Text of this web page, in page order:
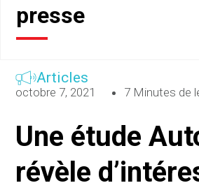
presse
Articles
octobre 7, 2021 7 Minutes de
Une étude
révèle